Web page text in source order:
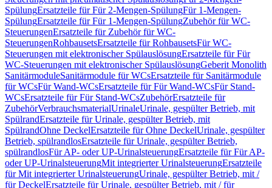
SpülungErsatzteile für Für 2-Mengen-SpülungFür 1-Mengen-
SpülungErsatzteile für Für 1-Mengen-SpülungZubehör für WC-
SteuerungenErsatzteile für Zubehör für WC-
SteuerungenRohbausetsErsatzteile für RohbausetsFür WC-
Steuerungen mit elektronischer SpülauslösungErsatzteile für Für
WC-Steuerungen mit elektronischer SpülauslösungGeberit Monolith
SanitärmoduleSanitärmodule für WCsErsatzteile für Sanitärmodule
für WCsFür Wand-WCsErsatzteile für Für Wand-WCsFür Stand-
WCsErsatzteile für Für Stand-WCsZubehörErsatzteile für
ZubehörVerbrauchsmaterialUrinaleUrinale, gespülter Betrieb, mit
SpülrandErsatzteile für Urinale, gespülter Betrieb, mit
SpülrandOhne DeckelErsatzteile für Ohne DeckelUrinale, gespülter
Betrieb, spülrandlosErsatzteile für Urinale, gespülter Betrieb,
spülrandlosFür AP- oder UP-UrinalsteuerungErsatzteile für Für AP-
oder UP-UrinalsteuerungMit integrierter UrinalsteuerungErsatzteile
für Mit integrierter UrinalsteuerungUrinale, gespülter Betrieb, mit /
für DeckelErsatzteile für Urinale, gespülter Betrieb, mit / für